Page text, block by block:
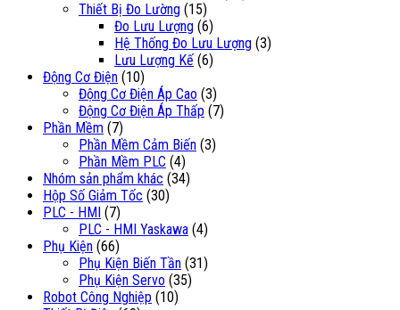
Thiết Bị Đo Lường (15)
Đo Lưu Lượng (6)
Hệ Thống Đo Lưu Lượng (3)
Lưu Lượng Kế (6)
Động Cơ Điện (10)
Động Cơ Điện Áp Cao (3)
Động Cơ Điện Áp Thấp (7)
Phần Mềm (7)
Phần Mềm Cảm Biến (3)
Phần Mềm PLC (4)
Nhóm sản phẩm khác (34)
Hộp Số Giảm Tốc (30)
PLC - HMI (7)
PLC - HMI Yaskawa (4)
Phụ Kiện (66)
Phụ Kiện Biến Tần (31)
Phụ Kiện Servo (35)
Robot Công Nghiệp (10)